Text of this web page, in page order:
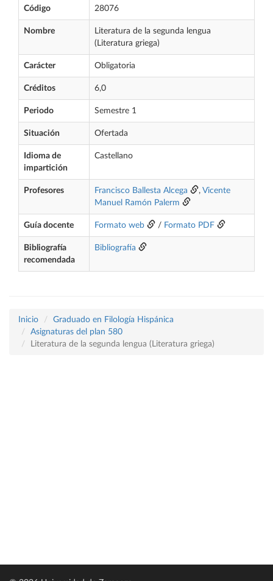
Código 28076
Nombre
Literatura de la segunda lengua
(Literatura griega)
Carácter Obligatoria
Créditos 6,0
Periodo Semestre 1
Situación Ofertada
Idioma de
impartición
Castellano
Profesores Francisco Ballesta Alcega , Vicente
Manuel Ramón Palerm
Guía docente Formato web / Formato PDF
Bibliografía
recomendada
Bibliografía
Inicio
Graduado en Filología Hispánica
Asignaturas del plan 580
Literatura de la segunda lengua (Literatura griega)